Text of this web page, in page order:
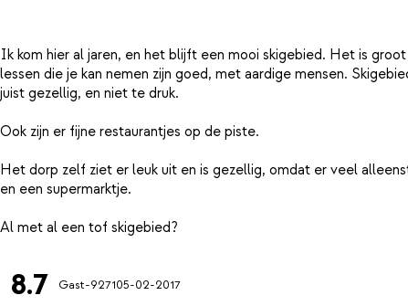
Ik kom hier al jaren, en het blijft een mooi skigebied. Het is
lessen die je kan nemen zijn goed, met aardige mensen.
juist gezellig, en niet te druk.
Ook zijn er fijne restaurantjes op de piste.
Het dorp zelf ziet er leuk uit en is gezellig, omdat er veel
en een supermarktje.
8.7 Gast-927105-02-2017